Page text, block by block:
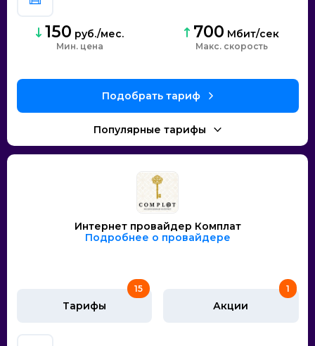
150 руб./мес.
Мин. цена
700 Мбит/сек
скорость
Интернет провайдер Комплат
Подробнее о провайдере
Тарифы
15
Акции
1